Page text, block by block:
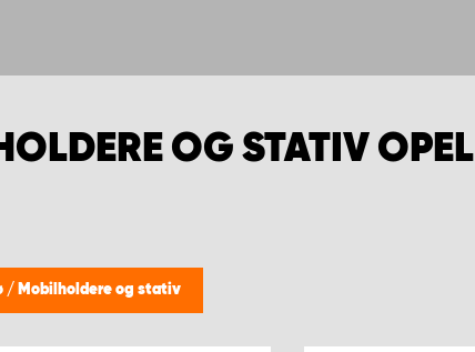
OG STATIV OPEL
/ Mobilholdere og stativ